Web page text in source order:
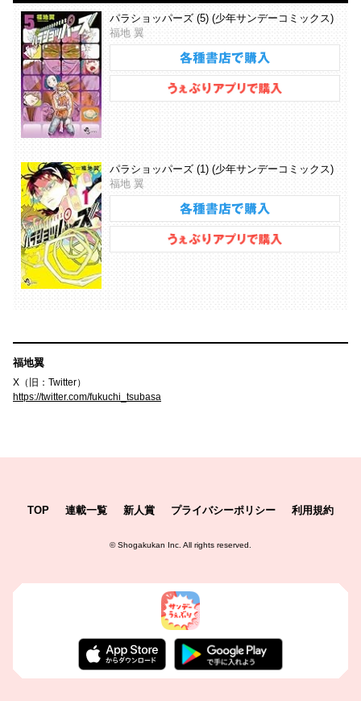
パラショッパーズ (5) (少年サンデーコミックス)
福地 翼
パラショッパーズ (1) (少年サンデーコミックス)
福地 翼
福地翼
X（旧：Twitter）
https://twitter.com/fukuchi_tsubasa
TOP 連載一覧 新人賞 プライバシーポリシー 利用規約
©Shogakukan Inc. All rights reserved.